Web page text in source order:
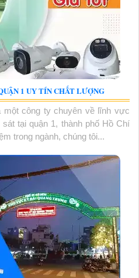
1 UY TÍN CHẤT LƯỢNG
một công ty chuyên về lĩnh vực
tại quận 1, thành phố Hồ Chí
trong ngành, chúng tôi...